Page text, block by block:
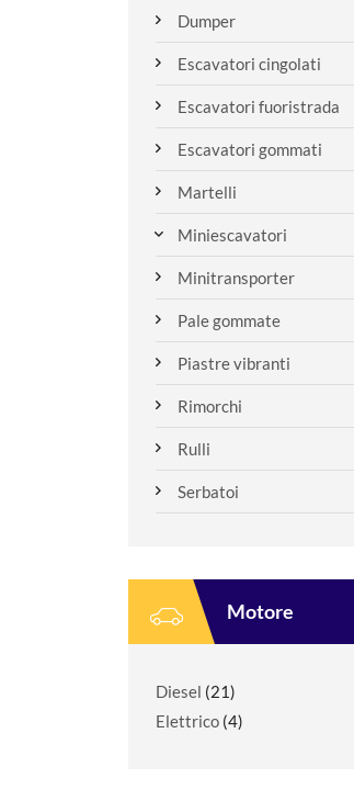
Dumper
Escavatori cingolati
Escavatori fuoristrada
Escavatori gommati
Martelli
Miniescavatori
Minitransporter
Pale gommate
Piastre vibranti
Rimorchi
Rulli
Serbatoi
Motore
Diesel (21)
Elettrico (4)